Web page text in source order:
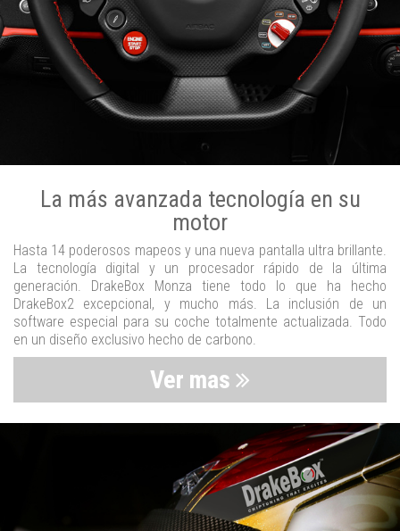
La más avanzada tecnología en su
motor
Hasta 14 poderosos mapeos y una nueva pantalla ultra brillante.
La tecnología digital y un procesador rápido de la última
generación. DrakeBox Monza tiene todo lo que ha hecho
DrakeBox2 excepcional, y mucho más. La inclusión de un
software especial para su coche totalmente actualizada. Todo
en un diseño exclusivo hecho de carbono.
Ver mas